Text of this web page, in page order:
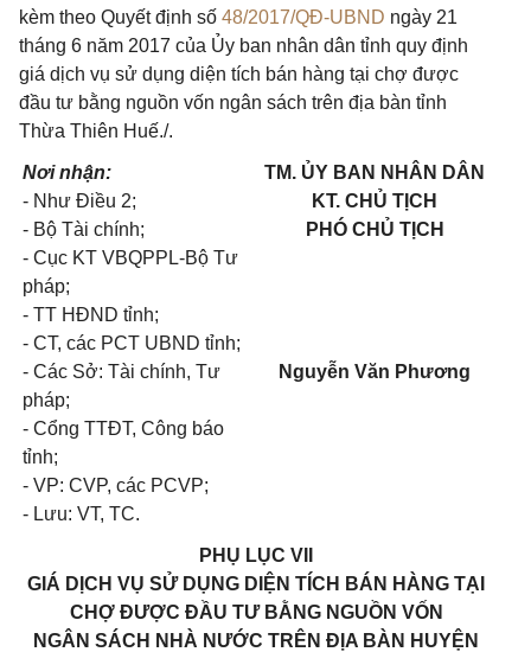
kèm theo Quyết định số 48/2017/QĐ-UBND ngày 21
tháng 6 năm 2017 của Ủy ban nhân dân tỉnh quy định
giá dịch vụ sử dụng diện tích bán hàng tại chợ được
đầu tư bằng nguồn vốn ngân sách trên địa bàn tỉnh
Thừa Thiên Huế./.
Nơi nhận:
- Như Điều 2;
- Bộ Tài chính;
- Cục KT VBQPPL-Bộ Tư
pháp;
- TT HĐND tỉnh;
- CT, các PCT UBND tỉnh;
- Các Sở: Tài chính, Tư
pháp;
- Cổng TTĐT, Công báo
tỉnh;
- VP: CVP, các PCVP;
- Lưu: VT, TC.
TM. ỦY BAN NHÂN DÂN
KT. CHỦ TỊCH
PHÓ CHỦ TỊCH
Nguyễn Văn Phương
PHỤ LỤC VII
GIÁ DỊCH VỤ SỬ DỤNG DIỆN TÍCH BÁN HÀNG TẠI
CHỢ ĐƯỢC ĐẦU TƯ BẰNG NGUỒN VỐN
NGÂN SÁCH NHÀ NƯỚC TRÊN ĐỊA BÀN HUYỆN